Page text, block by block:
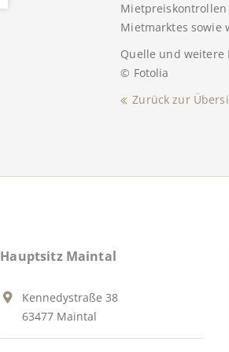
Mietpreiskontrollen
Mietmarktes sowie
Quelle und
© Fotolia
Zurück zur
Hauptsitz Maintal
Kennedystraße 38
63477 Maintal